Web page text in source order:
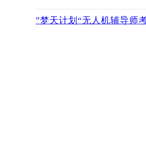
”梦天计划“无人机辅导师